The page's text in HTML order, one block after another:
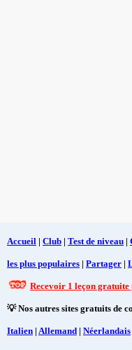
Accueil | Club | Test de niveau |
les plus populaires | Partager |
Recevoir 1 leçon gratuite
💡 Nos autres sites gratuits de
Italien | Allemand | Néerlandais